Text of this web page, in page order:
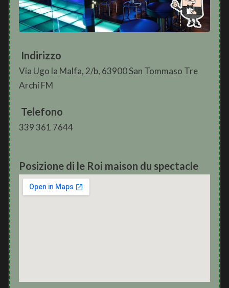
Indirizzo
Via Ugo la Malfa, 2/b, 63900 San Tommaso Tre
Archi FM
Telefono
339 361 7644
Posizione di le Roi maison du spectacle